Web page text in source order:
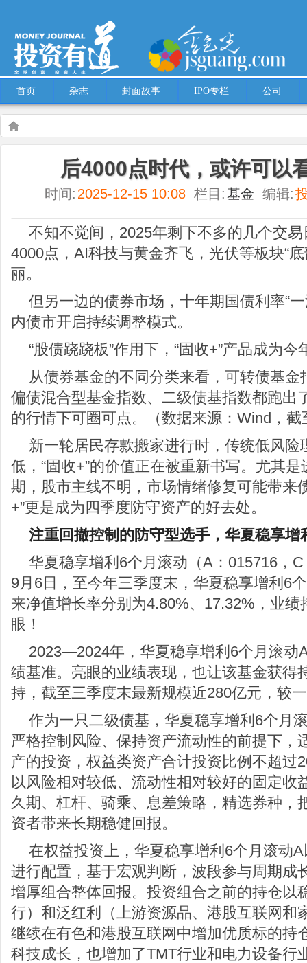
首页 杂志 封面故事 IPO专栏 公司
Warning: Use of undefined constant multiple - assumed 'multiple' (this will throw
content/themes/Hcms/single.php on line5
后4000点时代，或许可以看看“固收+”！
后4000点时代，或许可以
时间: 2025-12-15 10:08 栏目:基金 编辑:
不知不觉间，2025年剩下不多的几个交
4000点，AI科技与黄金齐飞，光伏等板块“
丽。
但另一边的债券市场，十年期国债利率“
内债市开启持续调整模式。
“股债跷跷板”作用下，“固收+”产品成为
从债券基金的不同分类来看，可转债基
偏债混合型基金指数、二级债基指数都跑出
的行情下可圈可点。（数据来源：Wind，截
新一轮居民存款搬家进行时，传统低风险
低，“固收+”的价值正在被重新书写。尤其
期，股市主线不明，市场情绪修复可能带来
+”更是成为四季度防守资产的好去处。
注重回撤控制的防守型选手，华夏稳享增
华夏稳享增利6个月滚动（A：015716，
9月6日，至今年三季度末，华夏稳享增利6
来净值增长率分别为4.80%、17.32%，业
眼！
2023—2024年，华夏稳享增利6个月滚动
绩基准。亮眼的业绩表现，也让该基金获得
持，截至三季度末最新规模近280亿元，较
作为一只二级债基，华夏稳享增利6个月
严格控制风险、保持资产流动性的前提下，
产的投资，权益类资产合计投资比例不超过
以风险相对较低、流动性相对较好的固定收
久期、杠杆、骑乘、息差策略，精选券种，
资者带来长期稳健回报。
在权益投资上，华夏稳享增利6个月滚动
进行配置，基于宏观判断，波段参与周期成
增厚组合整体回报。投资组合之前的持仓以
行）和泛红利（上游资源品、港股互联网和
继续在有色和港股互联网中增加优质标的持
科技成长，也增加了TMT行业和电力设备行